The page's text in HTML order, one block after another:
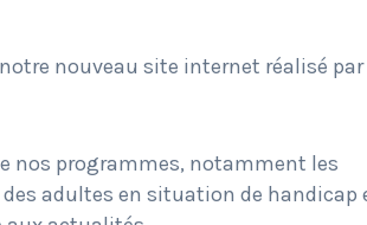
nouveau site internet réalisé par
de nos programmes, notamment les
adultes en situation de handicap